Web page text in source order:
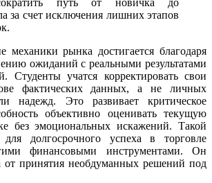
путь от новичка до
за счет исключения лишних этапов
механики рынка достигается благодаря
ожиданий с реальными результатами
Студенты учатся корректировать свои
фактических данных, а не личных
надежд. Это развивает критическое
объективно оценивать текущую
без эмоциональных искажений. Такой
долгосрочного успеха в торговле
финансовыми инструментами. Он
от принятия необдуманных решений под